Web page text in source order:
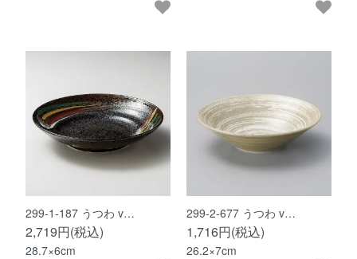
299-1-187 うつわ v…
2,719円(税込)
28.7×6cm
299-2-677 うつわ v…
1,716円(税込)
26.2×7cm